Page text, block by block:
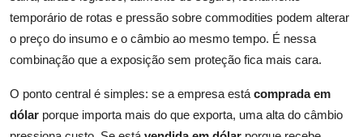
temporário de rotas e pressão sobre commodities podem alterar
o preço do insumo e o câmbio ao mesmo tempo. É nessa
combinação que a exposição sem proteção fica mais cara.
O ponto central é simples: se a empresa está comprada em
dólar porque importa mais do que exporta, uma alta do câmbio